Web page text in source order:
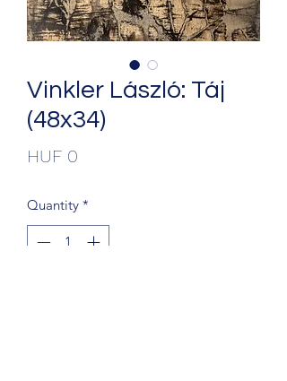
Vinkler László: Táj
(48x34)
HUF 0
Quantity *